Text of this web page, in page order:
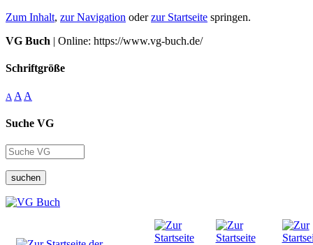
Zum Inhalt, zur Navigation oderzur Startseite springen.
VG Buch | Online: https://www.vg-buch.de/
Schriftgröße
A A A
Suche VG
suchen